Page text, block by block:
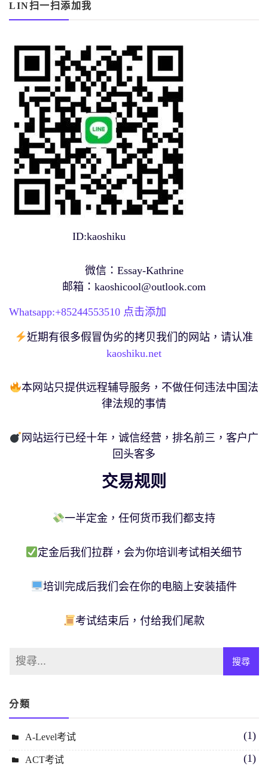
LIN扫一扫添加我
ID:kaoshiku
微信：Essay-Kathrine
邮箱： kaoshicool@outlook.com
Whatsapp:+85244553510 点击添加
近期有很多假冒伪劣的拷贝我们的网站，请认准
kaoshiku.net
本网站只提供远程辅导服务，不做任何违法中国法
律法规的事情
网站运行已经十年，诚信经营，排名前三，客户广
回头客多
交易规则
一半定金，任何货币我们都支持
定金后我们拉群，会为你培训考试相关细节
培训完成后我们会在你的电脑上安装插件
考试结束后，付给我们尾款
分類
A-Level考试 (1)
ACT考试 (1)